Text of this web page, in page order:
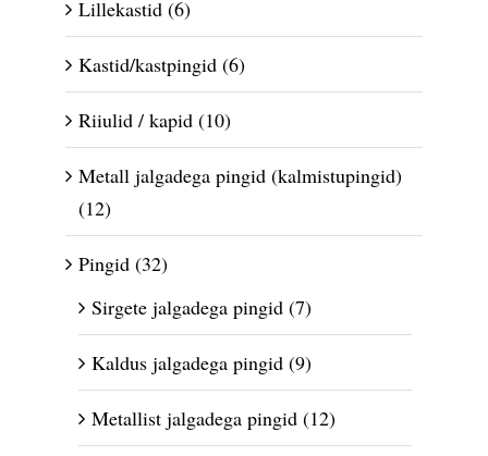
Lillekastid (6)
Kastid/kastpingid (6)
Riiulid / kapid (10)
Metall jalgadega pingid (kalmistupingid)
(12)
Pingid (32)
Sirgete jalgadega pingid (7)
Kaldus jalgadega pingid (9)
Metallist jalgadega pingid (12)